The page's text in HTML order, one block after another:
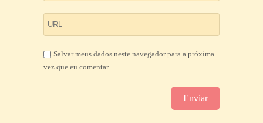
Salvar meus dados neste navegador para a próxima
vez que eu comentar.